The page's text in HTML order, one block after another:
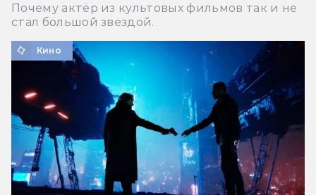
Почему актёр из культовых фильмов так и не
стал большой звездой.
Кино